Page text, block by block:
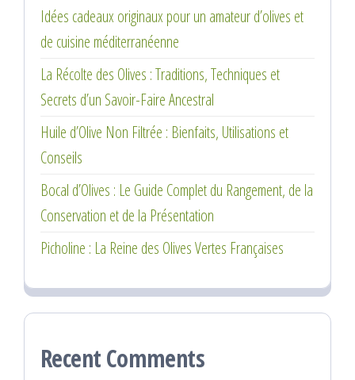
Idées cadeaux originaux pour un amateur d’olives et
de cuisine méditerranéenne
La Récolte des Olives : Traditions, Techniques et
Secrets d’un Savoir-Faire Ancestral
Huile d’Olive Non Filtrée : Bienfaits, Utilisations et
Conseils
Bocal d’Olives : Le Guide Complet du Rangement, de la
Conservation et de la Présentation
Picholine : La Reine des Olives Vertes Françaises
Recent Comments